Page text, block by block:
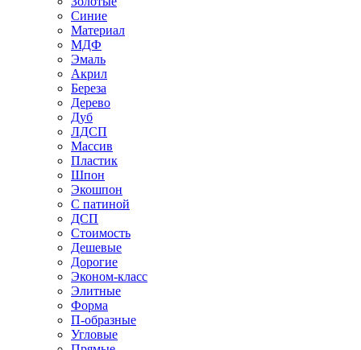
Синие
Материал
МДФ
Эмаль
Акрил
Береза
Дерево
Дуб
ЛДСП
Массив
Пластик
Шпон
Экошпон
С патиной
ДСП
Стоимость
Дешевые
Дорогие
Эконом-класс
Элитные
Форма
П-образные
Угловые